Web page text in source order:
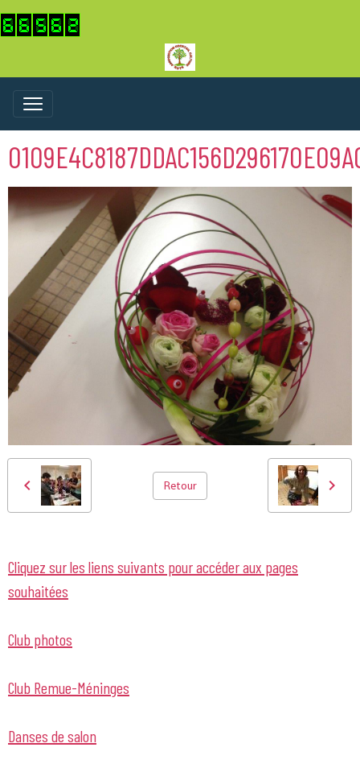
Retour
Cliquez sur les liens suivants pour accéder aux pages
souhaitées
Club photos
Club Remue-Méninges
Danses de salon